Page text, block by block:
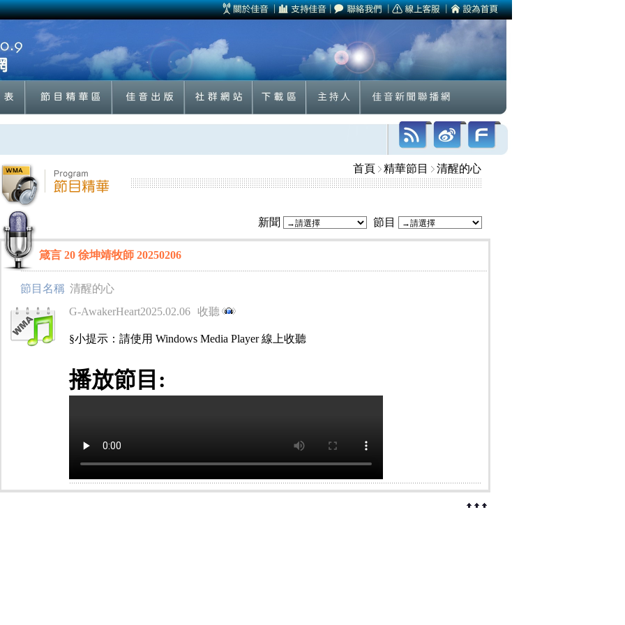
首頁 精華節目 清醒的心
新聞 節目
箴言 20 徐坤 靖牧師 20250206
節目名稱 清醒的心
G-AwakerHeart2025.02.06
收聽
§小提示：請使用 Windows Media Player 線上收聽
播放節目: